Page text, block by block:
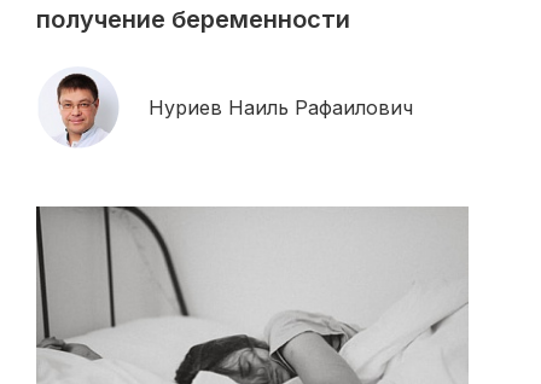
получение беременности
Нуриев Наиль Рафаилович